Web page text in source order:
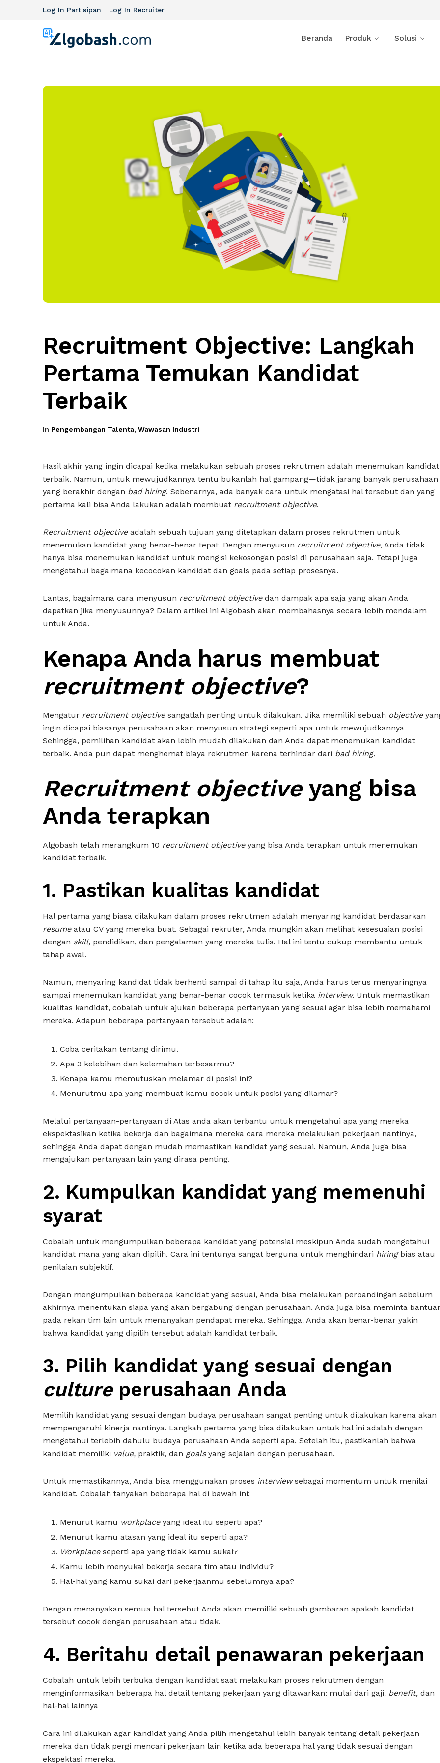
Log In Partisipan Log In Recruiter
Beranda Produk Solusi
Recruitment Objective: Langkah
Pertama Temukan Kandidat
Terbaik
In Pengembangan Talenta, Wawasan Industri
Hasil akhir yang ingin dicapai ketika melakukan sebuah proses rekrutmen adalah menemukan kandidat
terbaik. Namun, untuk mewujudkannya tentu bukanlah hal gampang—tidak jarang banyak perusahaan
yang berakhir dengan bad hiring. Sebenarnya, ada banyak cara untuk mengatasi hal tersebut dan yang
pertama kali bisa Anda lakukan adalah membuat recruitment objective.
Recruitment objectiveadalah sebuah tujuan yang ditetapkan dalam proses rekrutmen untuk
menemukan kandidat yang benar-benar tepat. Dengan menyusun recruitment objective, Anda tidak
hanya bisa menemukan kandidat untuk mengisi kekosongan posisi di perusahaan saja. Tetapi juga
mengetahui bagaimana kecocokan kandidat dan goals pada setiap prosesnya.
Lantas, bagaimana cara menyusun recruitment objective dan dampak apa saja yang akan Anda
dapatkan jika menyusunnya? Dalam artikel ini Algobash akan membahasnya secara lebih mendalam
untuk Anda.
Kenapa Anda harus membuat
recruitment objective?
Mengatur recruitment objectivesangatlah penting untuk dilakukan. Jika memiliki sebuah objective
ingin dicapai biasanya perusahaan akan menyusun strategi seperti apa untuk mewujudkannya.
Sehingga, pemilihan kandidat akan lebih mudah dilakukan dan Anda dapat menemukan kandidat
terbaik. Anda pun dapat menghemat biaya rekrutmen karena terhindar dari bad hiring.
Recruitment objectiveyang bisa
Anda terapkan
Algobash telah merangkum 10 recruitment objectiveyang bisa Anda terapkan untuk menemukan
kandidat terbaik.
1. Pastikan kualitas kandidat
Hal pertama yang biasa dilakukan dalam proses rekrutmen adalah menyaring kandidat berdasarkan
resumeatau CV yang mereka buat. Sebagai rekruter, Anda mungkin akan melihat kesesuaian posisi
dengan skill, pendidikan, dan pengalaman yang mereka tulis. Hal ini tentu cukup membantu untuk
tahap awal.
Namun, menyaring kandidat tidak berhenti sampai di tahap itu saja, Anda harus terus menyaringnya
sampai menemukan kandidat yang benar-benar cocok termasuk ketika interview. Untuk memastikan
kualitas kandidat, cobalah untuk ajukan beberapa pertanyaan yang sesuai agar bisa lebih memahami
mereka. Adapun beberapa pertanyaan tersebut adalah:
Coba ceritakan tentang dirimu.
Apa 3 kelebihan dan kelemahan terbesarmu?
Kenapa kamu memutuskan melamar di posisi ini?
Menurutmu apa yang membuat kamu cocok untuk posisi yang dilamar?
Melalui pertanyaan-pertanyaan di Atas anda akan terbantu untuk mengetahui apa yang mereka
ekspektasikan ketika bekerja dan bagaimana mereka cara mereka melakukan pekerjaan nantinya,
sehingga Anda dapat dengan mudah memastikan kandidat yang sesuai. Namun, Anda juga bisa
mengajukan pertanyaan lain yang dirasa penting.
2. Kumpulkan kandidat yang memenuhi
syarat
Cobalah untuk mengumpulkan beberapa kandidat yang potensial meskipun Anda sudah mengetahui
kandidat mana yang akan dipilih. Cara ini tentunya sangat berguna untuk menghindari hiring bias atau
penilaian subjektif.
Dengan mengumpulkan beberapa kandidat yang sesuai, Anda bisa melakukan perbandingan sebelum
akhirnya menentukan siapa yang akan bergabung dengan perusahaan. Anda juga bisa meminta
pada rekan tim lain untuk menanyakan pendapat mereka. Sehingga, Anda akan benar-benar yakin
bahwa kandidat yang dipilih tersebut adalah kandidat terbaik.
3. Pilih kandidat yang sesuai dengan
culture perusahaan Anda
Memilih kandidat yang sesuai dengan budaya perusahaan sangat penting untuk dilakukan karena akan
mempengaruhi kinerja nantinya. Langkah pertama yang bisa dilakukan untuk hal ini adalah dengan
mengetahui terlebih dahulu budaya perusahaan Anda seperti apa. Setelah itu, pastikanlah bahwa
kandidat memiliki value, praktik, dan goals yang sejalan dengan perusahaan.
Untuk memastikannya, Anda bisa menggunakan proses interviewsebagai momentum untuk menilai
kandidat. Cobalah tanyakan beberapa hal di bawah ini:
Menurut kamu workplaceyang ideal itu seperti apa?
Menurut kamu atasan yang ideal itu seperti apa?
Workplaceseperti apa yang tidak kamu sukai?
Kamu lebih menyukai bekerja secara tim atau individu?
Hal-hal yang kamu sukai dari pekerjaanmu sebelumnya apa?
Dengan menanyakan semua hal tersebut Anda akan memiliki sebuah gambaran apakah kandidat
tersebut cocok dengan perusahaan atau tidak.
4. Beritahu detail penawaran pekerjaan
Cobalah untuk lebih terbuka dengan kandidat saat melakukan proses rekrutmen dengan
menginformasikan beberapa hal detail tentang pekerjaan yang ditawarkan: mulai dari gaji, benefit, dan
hal-hal lainnya
Cara ini dilakukan agar kandidat yang Anda pilih mengetahui lebih banyak tentang detail pekerjaan
mereka dan tidak pergi mencari pekerjaan lain ketika ada beberapa hal yang tidak sesuai dengan
ekspektasi mereka.